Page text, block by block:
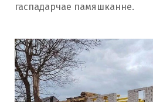
гаспадарчае памяшканне.